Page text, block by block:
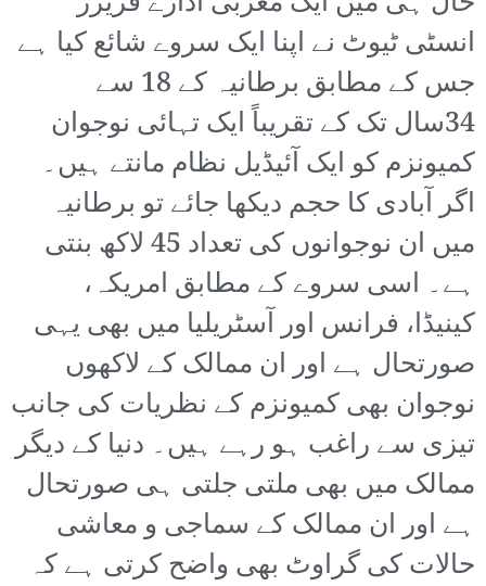
انسٹی ٹیوٹ نے اپنا ایک سروے شائع کیا ہے
جس کے مطابق برطانیہ کے 18 سے
34سال تک کے تقریباً ایک تہائی نوجوان
کمیونزم کو ایک آئیڈیل نظام مانتے ہیں۔
اگر آبادی کا حجم دیکھا جائے تو برطانیہ
میں ان نوجوانوں کی تعداد 45 لاکھ بنتی
ہے۔ اسی سروے کے مطابق امریکہ،
کینیڈا، فرانس اور آسٹریلیا میں بھی یہی
صورتحال ہے اور ان ممالک کے لاکھوں
نوجوان بھی کمیونزم کے نظریات کی جانب
تیزی سے راغب ہو رہے ہیں۔ دنیا کے دیگر
ممالک میں بھی ملتی جلتی ہی صورتحال
ہے اور ان ممالک کے سماجی و معاشی
حالات کی گراوٹ بھی واضح کرتی ہے کہ